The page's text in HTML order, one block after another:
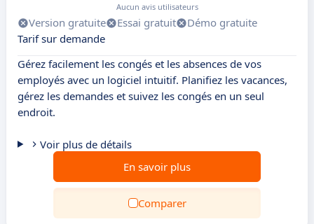
Aucun avis utilisateurs
Version gratuite Essai gratuit
Démo gratuite
Tarif sur demande
Gérez facilement les congés et les absences de vos
employés avec un logiciel intuitif. Planifiez les vacances,
gérez les demandes et suivez les congés en un seul
endroit.
Voir plus de détails
En savoir plus
Comparer